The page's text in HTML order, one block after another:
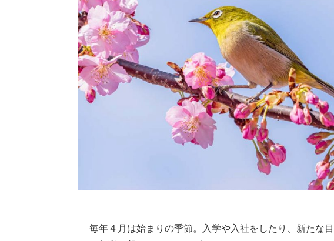
毎年４月は始まりの季節。入学や入社をしたり、新たな